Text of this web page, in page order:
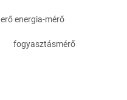
erő energia-mérő
fogyasztásmérő